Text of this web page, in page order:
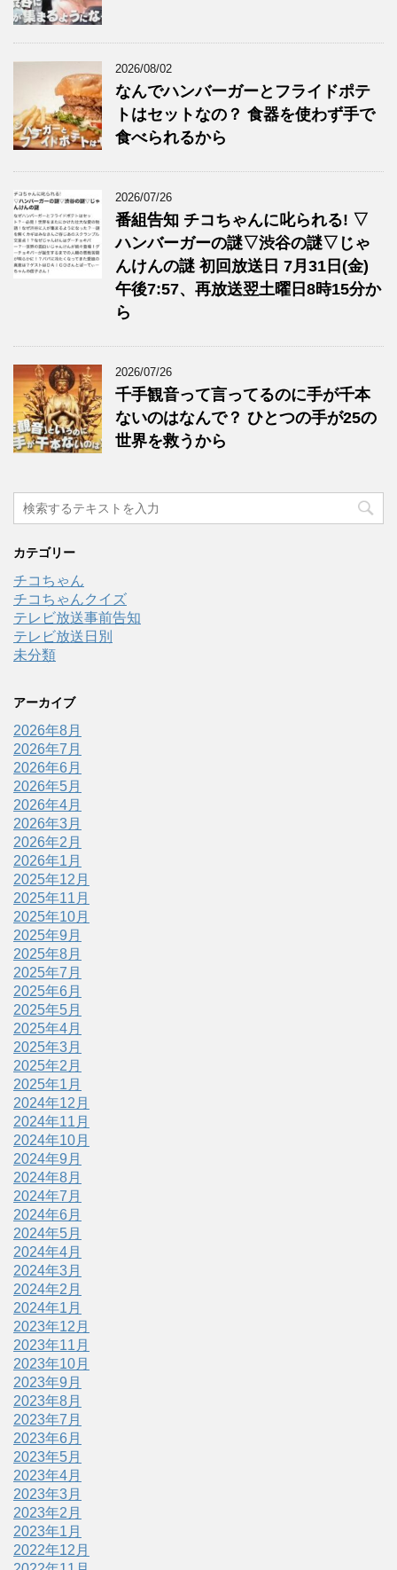
2026/08/02
なんでハンバーガーとフライドポテ
トはセットなの？ 食器を使わず手で
食べられるから
2026/07/26
番組告知 チコちゃんに叱られる! ▽
ハンバーガーの謎▽渋谷の謎▽じゃ
んけんの謎 初回放送日 7月31日(金)
午後7:57、再放送翌土曜日8時15分か
ら
2026/07/26
千手観音って言ってるのに手が千本
ないのはなんで？ ひとつの手が25の
世界を救うから
カテゴリー
チコちゃん
チコちゃんクイズ
テレビ放送事前告知
テレビ放送日別
未分類
アーカイブ
2026年8月
2026年7月
2026年6月
2026年5月
2026年4月
2026年3月
2026年2月
2026年1月
2025年12月
2025年11月
2025年10月
2025年9月
2025年8月
2025年7月
2025年6月
2025年5月
2025年4月
2025年3月
2025年2月
2025年1月
2024年12月
2024年11月
2024年10月
2024年9月
2024年8月
2024年7月
2024年6月
2024年5月
2024年4月
2024年3月
2024年2月
2024年1月
2023年12月
2023年11月
2023年10月
2023年9月
2023年8月
2023年7月
2023年6月
2023年5月
2023年4月
2023年3月
2023年2月
2023年1月
2022年12月